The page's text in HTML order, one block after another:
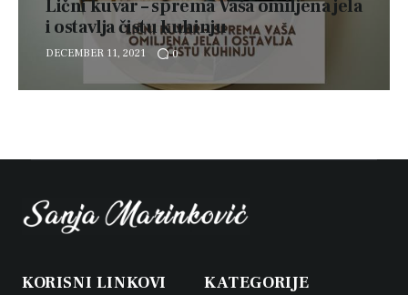
Lični kuvar – sprema Vaša omiljena jela
i ostavlja čistu kuhinju
DECEMBER 11, 2021 0
KORISNI LINKOVI KATEGORIJE